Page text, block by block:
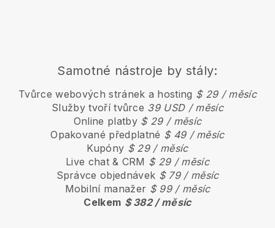
Samotné nástroje by stály:
Tvůrce webových stránek a hosting $ 29 / měsíc
Služby tvoří tvůrce 39 USD / měsíc
Online platby $ 29 / měsíc
Opakované předplatné $ 49 / měsíc
Kupóny $ 29 / měsíc
Live chat & CRM $ 29 / měsíc
Správce objednávek $ 79 / měsíc
Mobilní manažer $ 99 / měsíc
Celkem $ 382 / měsíc